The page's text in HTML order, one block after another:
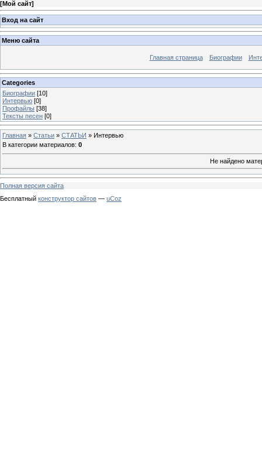
[Мой сайт]
Вход на сайт
Меню сайта
Главная страница Биографии
Categories
Биографии [10]
Интервью [0]
Профайлы [38]
Тексты песен [0]
Главная » Статьи » СТАТЬИ » Интервью
В категории материалов: 0
Не найдено
Полная версия сайта
Бесплатный конструктор сайтов — uCoz